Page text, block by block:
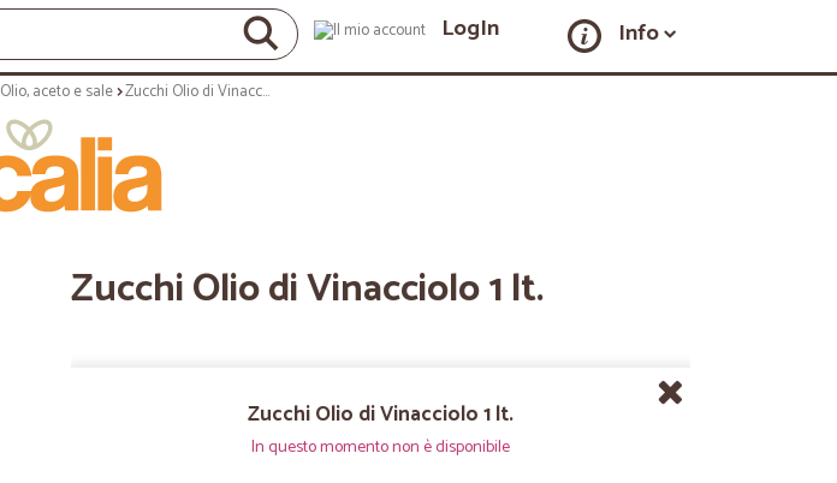
LogIn Info
Olio, aceto e sale Zucchi Olio di Vinacciolo 1 lt.
Zucchi Olio di Vinacciolo 1 lt.
Zucchi Olio di Vinacciolo 1 lt.
In questo momento non è disponibile